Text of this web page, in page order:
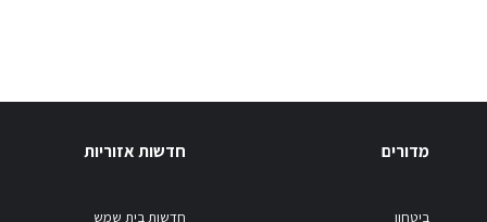
מדורים
ביטחון
חדשות אזוריות
חדשות בית שמש